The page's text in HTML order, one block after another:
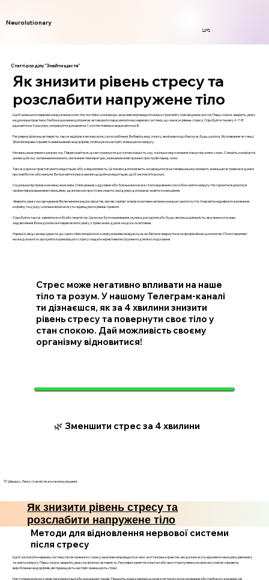
Neurolutionary
Login
Статті розділу "Знайти щастя"
Як знизити рівень стресу та
розслабити напружене тіло
Щоб зменшити нервове напруження, коли тіло постійно «на взводі», важливо впровадити кілька стратегій у повсякденне життя. Перш за все, зверніть увагу
на дихальні практики. Глибоке дихання допомагає активувати парасимпатичну нервову систему, що знижує рівень стресу. Спробуйте техніку 4-7-8:
вдихайте на 4 рахунки, затримуйте дихання на 7, а потім повільно видихайте на 8.
Регулярна фізична активність також відіграє ключову роль у розслабленні. Виберіть вид спорту, який вам подобається, будь це йога, біг, плавання чи танці.
Фізичні вправи сприяють вивільненню ендорфінів, поліпшуючи настрій і зменшуючи напругу.
Не менш важливим є режим сну. Переконайтеся, що ви отримуєте достатню кількість сну, оскільки недосипання тільки підсилює стрес. Створіть комфортні
умови для сну: затемнення кімнати, зниження температури, уникнення електронних пристроїв перед сном.
Також корисно практикувати медитацію або усвідомленість. Ці техніки допомагають зосередитися на теперішньому моменті, зменшуючи тривожні думки
про майбутнє або минуле. Витрачайте кілька хвилин щодня на медитацію, щоб заспокоїти розум.
Соціальна підтримка не менш важлива. Спілкування з друзями або близькими може стати відмінним способом зняти напругу. Не соромтеся ділитися
своїми переживаннями і емоціями, адже інколи просто висловити свої думки допомагає знайти полегшення.
Зверніть увагу на харчування. Включення в раціон фруктів, овочів, горіхів і злаків позитивно вплине на ваше самопочуття. Уникайте надмірного вживання
кофеїну та цукру, оскільки вони можуть підвищувати рівень тривоги.
Спробуйте також зайнятися хобі або творчістю. Це може бути малювання, музика, рукоділля або будь-яка інша діяльність, яка приносить вам
задоволення. Вона допоможе переключити увагу з тривожних думок на щось позитивне.
Нарешті, якщо ви відчуваєте, що самостійно впоратися з напруженням не вдається, не бійтеся звернутися за професійною допомогою. Психотерапевт
може допомогти зрозуміти корені вашого стресу і надати ефективні інструменти для його подолання.
Стрес може негативно впливати на наше
тіло та розум. У нашому Телеграм-каналі
ти дізнаєшся, як за 4 хвилини знизити
рівень стресу та повернути своє тіло у
стан спокою. Дай можливість своєму
організму відновитися!
🌿 Зменшити стрес за 4 хвилини
💛 Швидко. Легко. І з ясністю в кожному рішенні.
Як знизити рівень стресу та
розслабити напружене тіло
Методи для відновлення нервової системи
після стресу
Щоб заспокоїти нервову систему після тривалого стресу, важливо впровадити в своє життя кілька практик, які допоможуть відновити емоційну рівновагу
та зняти напругу. Перш за все, зверніть увагу на фізичну активність. Регулярні заняття спортом або прості прогулянки на свіжому повітрі сприяють
виробленню ендорфінів, які підвищують настрій і зменшують стрес.
Наступним кроком є практика медитації або дихальних технік. Приділіть кілька хвилин щодня для тихого роздумування або глибокого дихання. Це